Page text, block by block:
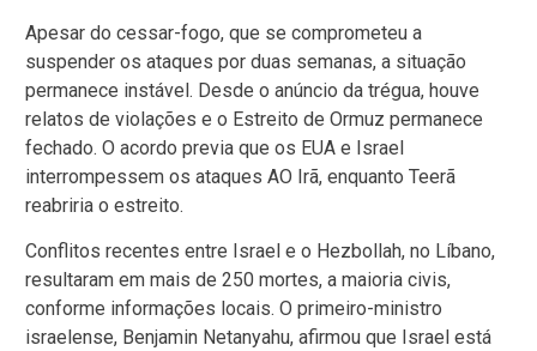
Apesar do cessar-fogo, que se comprometeu a
suspender os ataques por duas semanas, a situação
permanece instável. Desde o anúncio da trégua, houve
relatos de violações e o Estreito de Ormuz permanece
fechado. O acordo previa que os EUA e Israel
interrompessem os ataques AO Irã, enquanto Teerã
reabriria o estreito.
Conflitos recentes entre Israel e o Hezbollah, no Líbano,
resultaram em mais de 250 mortes, a maioria civis,
conforme informações locais. O primeiro-ministro
israelense, Benjamin Netanyahu, afirmou que Israel está